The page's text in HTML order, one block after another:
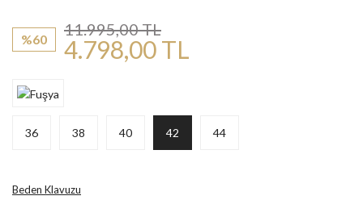
%60
11.995,00 TL
4.798,00 TL
36 38 40 42 44
Beden Klavuzu